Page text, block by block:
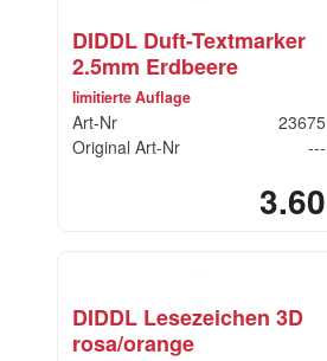
DIDDL Duft-Textmarker
2.5mm Erdbeere
limitierte Auflage
Art-Nr
23675
Original Art-Nr
---
3.60
DIDDL Lesezeichen 3D
rosa/orange